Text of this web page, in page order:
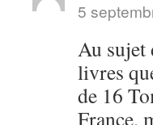
5
Au sujet
livres
de 16
France,